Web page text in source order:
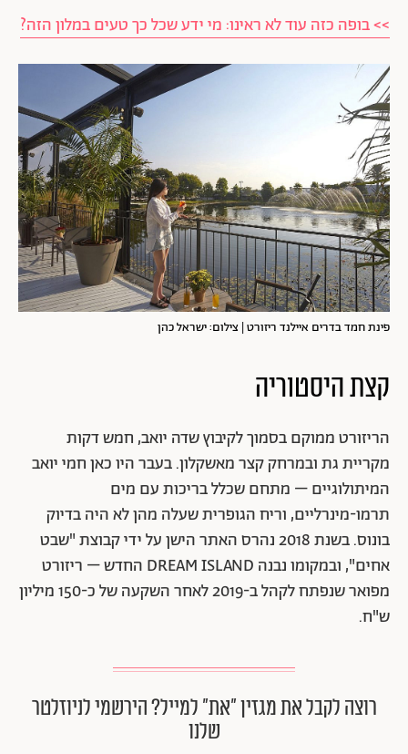
>> בופה כזה עוד לא ראינו: מי ידע שכל כך טעים במלון הזה?
פינת חמד בדרים איילנד ריזורט | צילום: ישראל כהן
קצת היסטוריה
הריזורט ממוקם בסמוך לקיבוץ שדה יואב, חמש דקות
מקריית גת ובמרחק קצר מאשקלון. בעבר היו כאן חמי יואב
המיתולוגיים – מתחם שכלל בריכות עם מים
תרמו-מינרליים, וריח הגופרית שעלה מהן לא היה בדיוק
בונוס. בשנת 2018 נהרס האתר הישן על ידי קבוצת "שבט
אחים", ובמקומו נבנה DREAM ISLAND החדש – ריזורט
מפואר שנפתח לקהל ב-2019 לאחר השקעה של כ-150 מיליון
ש"ח.
רוצה לקבל את מגזין ״את״ למייל? הירשמי לניוזלטר
שלנו